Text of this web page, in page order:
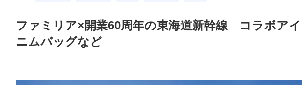
ファミリア×開業60周年の東海道新幹線 コラボア
ニムバッグなど